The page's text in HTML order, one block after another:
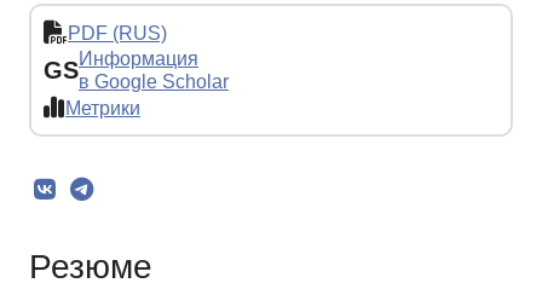
PDF (RUS)
GSИнформация
в Google Scholar
Метрики
Резюме